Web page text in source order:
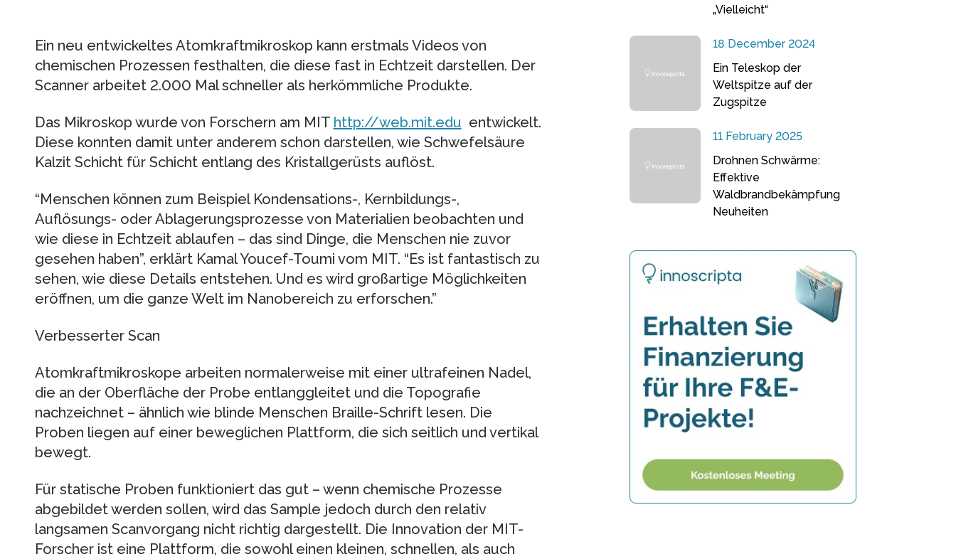
Ein neu entwickeltes Atomkraftmikroskop kann erstmals Videos von
chemischen Prozessen festhalten, die diese fast in Echtzeit darstellen. Der
Scanner arbeitet 2.000 Mal schneller als herkömmliche Produkte.
Das Mikroskop wurde von Forschern am MIT http://web.mit.edu entwickelt.
Diese konnten damit unter anderem schon darstellen, wie Schwefelsäure
Kalzit Schicht für Schicht entlang des Kristallgerüsts auflöst.
“Menschen können zum Beispiel Kondensations-, Kernbildungs-,
Auflösungs- oder Ablagerungsprozesse von Materialien beobachten und
wie diese in Echtzeit ablaufen – das sind Dinge, die Menschen nie zuvor
gesehen haben”, erklärt Kamal Youcef-Toumi vom MIT. “Es ist fantastisch zu
sehen, wie diese Details entstehen. Und es wird großartige Möglichkeiten
eröffnen, um die ganze Welt im Nanobereich zu erforschen.”
Verbesserter Scan
Atomkraftmikroskope arbeiten normalerweise mit einer ultrafeinen Nadel,
die an der Oberfläche der Probe entlanggleitet und die Topografie
nachzeichnet – ähnlich wie blinde Menschen Braille-Schrift lesen. Die
Proben liegen auf einer beweglichen Plattform, die sich seitlich und vertikal
bewegt.
Für statische Proben funktioniert das gut – wenn chemische Prozesse
abgebildet werden sollen, wird das Sample jedoch durch den relativ
langsamen Scanvorgang nicht richtig dargestellt. Die Innovation der MIT-
Forscher ist eine Plattform, die sowohl einen kleinen, schnellen, als auch
„Vielleicht“
18 December 2024
Ein Teleskop der
Weltspitze auf der
Zugspitze
11 February 2025
Drohnen Schwärme:
Effektive
Waldbrandbekämpfung
Neuheiten